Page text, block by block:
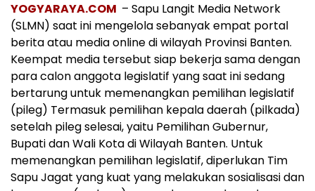
YOGYARAYA.COM – Sapu Langit Media Network
(SLMN) saat ini mengelola sebanyak empat portal
berita atau media online di wilayah Provinsi Banten.
Keempat media tersebut siap bekerja sama dengan
para calon anggota legislatif yang saat ini sedang
bertarung untuk memenangkan pemilihan legislatif
(pileg) Termasuk pemilihan kepala daerah (pilkada)
setelah pileg selesai, yaitu Pemilihan Gubernur,
Bupati dan Wali Kota di Wilayah Banten. Untuk
memenangkan pemilihan legislatif, diperlukan Tim
Sapu Jagat yang kuat yang melakukan sosialisasi dan